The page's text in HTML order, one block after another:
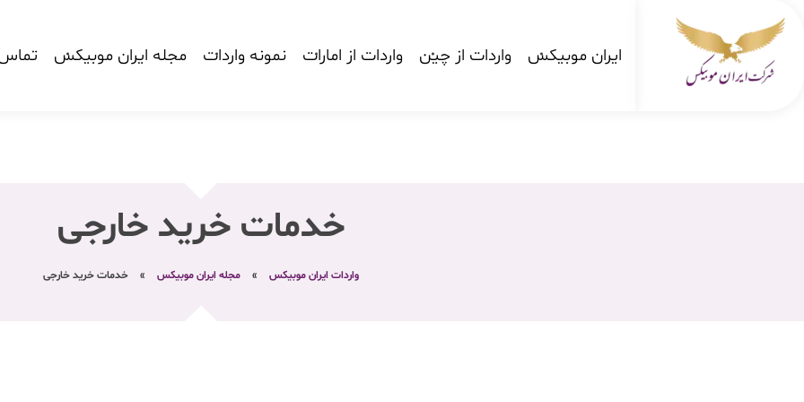
ایران موبیکس واردات از چین واردات از امارات نمونه واردات مجله ایران موبیکس تماس
خدمات خرید خارجی
واردات ایران موبیکس » مجله ایران موبیکس » خدمات خرید خارجی